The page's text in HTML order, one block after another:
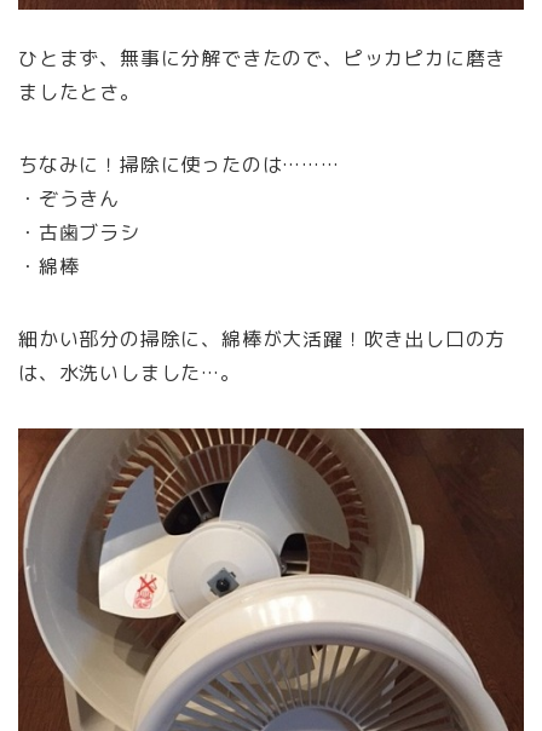
ひとまず、無事に分解できたので、ピッカピカに磨き
ましたとさ。
ちなみに！掃除に使ったのは………
・ぞうきん
・古歯ブラシ
・綿棒
細かい部分の掃除に、綿棒が大活躍！吹き出し口の方
は、水洗いしました…。